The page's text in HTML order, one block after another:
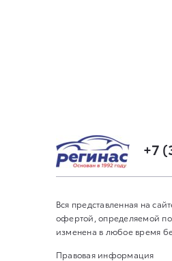
+7
Вся представленная на
офертой, определяемой
изменена в любое время
Правовая информация